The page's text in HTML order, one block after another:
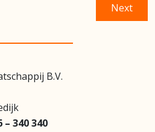
NextNext
post:
B.V.
– 340 340